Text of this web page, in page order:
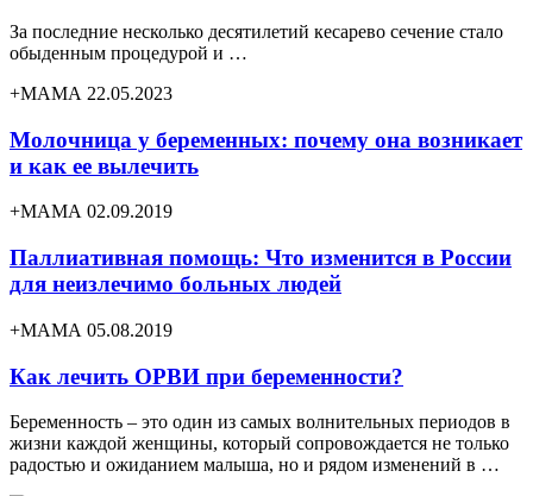
За последние несколько десятилетий кесарево сечение стало
обыденным процедурой и …
+МАМА 22.05.2023
Молочница у беременных: почему она возникает
и как ее вылечить
+МАМА 02.09.2019
Паллиативная помощь: Что изменится в России
для неизлечимо больных людей
+МАМА 05.08.2019
Как лечить ОРВИ при беременности?
Беременность – это один из самых волнительных периодов в
жизни каждой женщины, который сопровождается не только
радостью и ожиданием малыша, но и рядом изменений в …